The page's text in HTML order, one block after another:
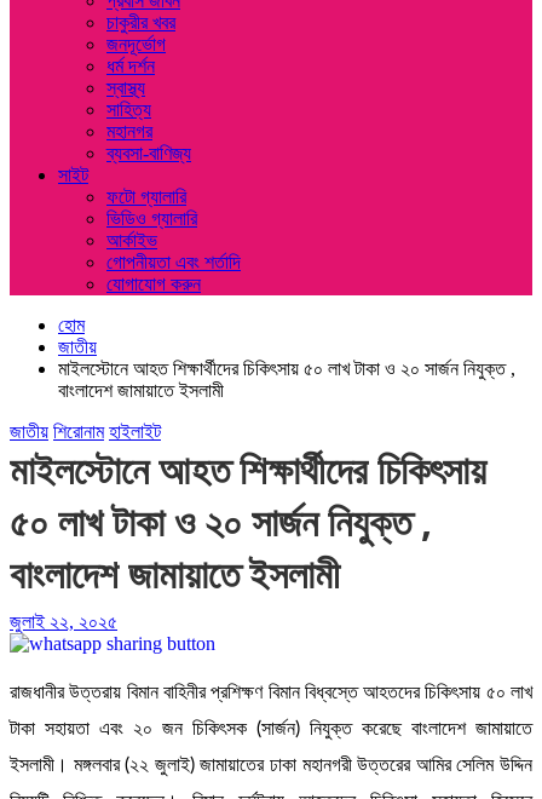
চাকুরীর খবর
জনদূর্ভোগ
ধর্ম দর্শন
স্বাস্থ্য
সাহিত্য
মহানগর
ব্যবসা-বাণিজ্য
সাইট
ফটো গ্যালারি
ভিডিও গ্যালারি
আর্কাইভ
গোপনীয়তা এবং শর্তাদি
যোগাযোগ করুন
হোম
জাতীয়
মাইলস্টোনে আহত শিক্ষার্থীদের চিকিৎসায় ৫০ লাখ টাকা ও ২০ সার্জন নিযুক্ত ,
বাংলাদেশ জামায়াতে ইসলামী
জাতীয় শিরোনাম হাইলাইট
মাইলস্টোনে আহত শিক্ষার্থীদের চিকিৎসায়
৫০ লাখ টাকা ও ২০ সার্জন নিযুক্ত ,
বাংলাদেশ জামায়াতে ইসলামী
জুলাই ২২, ২০২৫
রাজধানীর উত্তরায় বিমান বাহিনীর প্রশিক্ষণ বিমান বিধ্বস্তে আহতদের চিকিৎসায় ৫০ লাখ
টাকা সহায়তা এবং ২০ জন চিকিৎসক (সার্জন) নিযুক্ত করেছে বাংলাদেশ জামায়াতে
ইসলামী। মঙ্গলবার (২২ জুলাই) জামায়াতের ঢাকা মহানগরী উত্তরের আমির সেলিম উদ্দিন